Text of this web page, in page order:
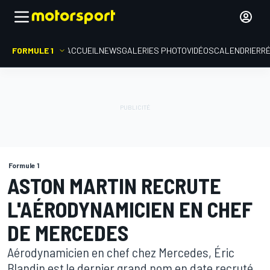
FORMULE 1 ACCUEIL NEWSGALERIES PHOTOVIDÉOSCALENDRIER
Formule 1
ASTON MARTIN RECRUTE
L'AÉRODYNAMICIEN EN CHEF
DE MERCEDES
Aérodynamicien en chef chez Mercedes, Éric